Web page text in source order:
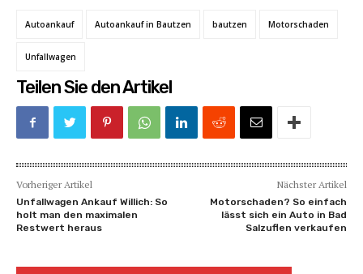
Autoankauf Autoankauf in Bautzen bautzen Motorschaden
Unfallwagen
Teilen Sie den Artikel
Vorheriger Artikel
Unfallwagen Ankauf Willich: So
holt man den maximalen
Restwert heraus
Nächster Artikel
Motorschaden? So einfach
lässt sich ein Auto in Bad
Salzuflen verkaufen